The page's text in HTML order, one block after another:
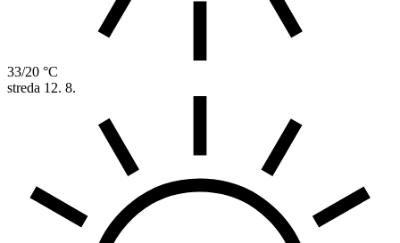
33/20 °C
streda 12. 8.